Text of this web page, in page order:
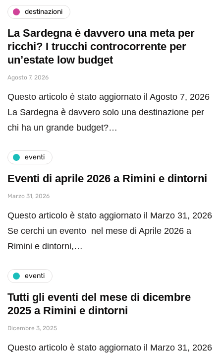
destinazioni
La Sardegna è davvero una meta per
ricchi? I trucchi controcorrente per
un’estate low budget
Agosto 7, 2026
Questo articolo è stato aggiornato il Agosto 7, 2026
La Sardegna è davvero solo una destinazione per
chi ha un grande budget?…
eventi
Eventi di aprile 2026 a Rimini e dintorni
Marzo 31, 2026
Questo articolo è stato aggiornato il Marzo 31, 2026
Se cerchi un evento nel mese di Aprile 2026 a
Rimini e dintorni,…
eventi
Tutti gli eventi del mese di dicembre
2025 a Rimini e dintorni
Dicembre 3, 2025
Questo articolo è stato aggiornato il Marzo 31, 2026